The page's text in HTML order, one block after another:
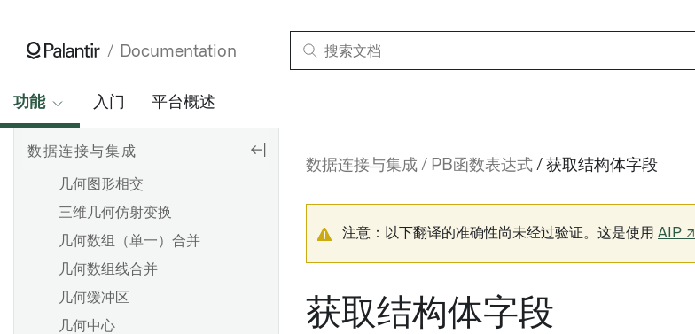
Documentation
功能 入门 平台概述
数据连接与集成
Floor
数字格式化
格式化字符串
将时间戳格式化为字符串
几何图形相交
三维几何仿射变换
几何数组（单一）合并
几何数组线合并
几何缓冲区
几何中心
数据连接与集成 PB函数表达式 获取结构体字段
注意：以下翻译的准确性尚未经过验证。这是使用 AIP ↗
获取结构体字段